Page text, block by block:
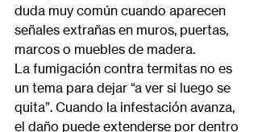
duda muy común cuando aparecen
señales extrañas en muros, puertas,
marcos o muebles de madera.
La fumigación contra termitas no es
un tema para dejar “a ver si luego se
quita”. Cuando la infestación avanza,
el daño puede extenderse por dentro